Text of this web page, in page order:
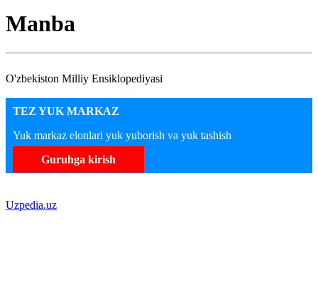
Manba
O'zbekiston Milliy Ensiklopediyasi
TEZ YUK MARKAZ
Yuk markaz elonlari yuk yuborish va yuk tashish
Guruhga kirish
Uzpedia.uz